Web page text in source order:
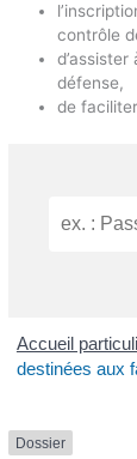
contrôle
défense,
de
Accueil
destinées aux
Dossier